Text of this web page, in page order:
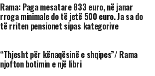
Rama: Paga mesatare 833 euro, në janar
rroga minimale do të jetë 500 euro. Ja sa do
të rriten pensionet sipas kategorive
“Thjesht për kënaqësinë e shqipes”/ Rama
njofton botimin e një libri